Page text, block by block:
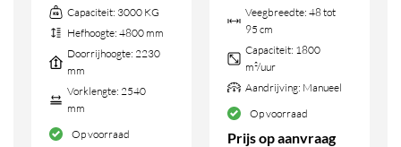
Capaciteit: 3000 KG
Hefhoogte: 4800 mm
Doorrijhoogte: 2230
mm
Vorklengte: 2540
mm
Op voorraad
Veegbreedte: 48 tot
95 cm
Capaciteit: 1800
m²/uur
Aandrijving: Manueel
Op voorraad
Prijs op aanvraag